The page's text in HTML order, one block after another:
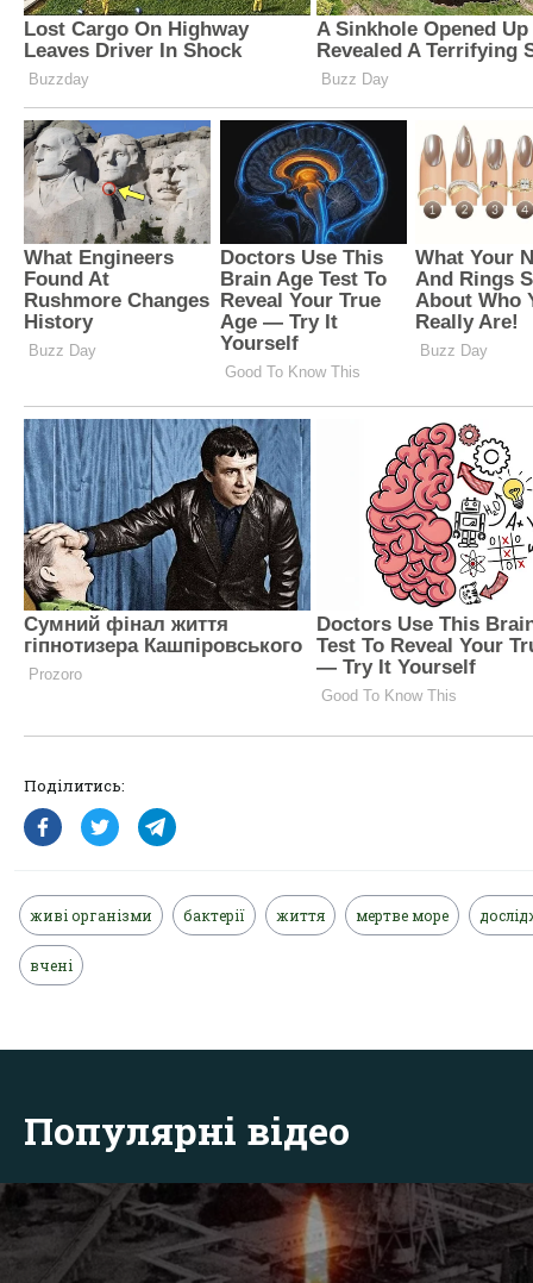
Поділитись:
живі організми бактерії життя мертве море
вчені
Популярні відео